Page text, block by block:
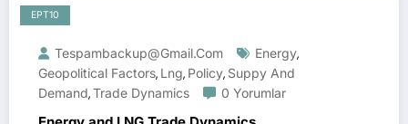
EPT10
Tespambackup@gmail.com Energy,
Geopolitical Factors, Lng, Policy, Suppy And
Demand,Trade Dynamics 0 Yorumlar